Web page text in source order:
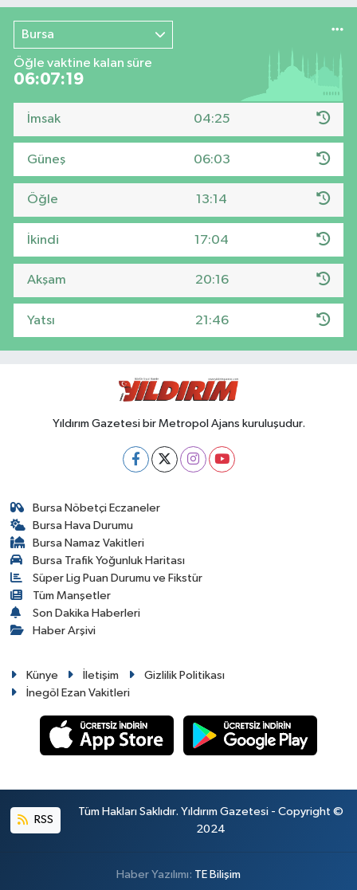
Bursa
Öğle vaktine kalan süre
06:07:19
İmsak 04:25
Güneş 06:03
Öğle 13:14
İkindi 17:04
Akşam 20:16
Yatsı 21:46
Yıldırım Gazetesi bir Metropol Ajans kuruluşudur.
Bursa Nöbetçi Eczaneler
Bursa Hava Durumu
Bursa Namaz Vakitleri
Bursa Trafik Yoğunluk Haritası
Süper Lig Puan Durumu ve Fikstür
Tüm Manşetler
Son Dakika Haberleri
Haber Arşivi
Künye İletişim
Gizlilik Politikası
İnegöl Ezan Vakitleri
RSS
Tüm Hakları Saklıdır. Yıldırım Gazetesi - Copyright ©
2024
Haber Yazılımı: TE Bilişim